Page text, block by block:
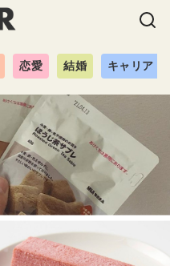
恋愛 結婚 キャリア